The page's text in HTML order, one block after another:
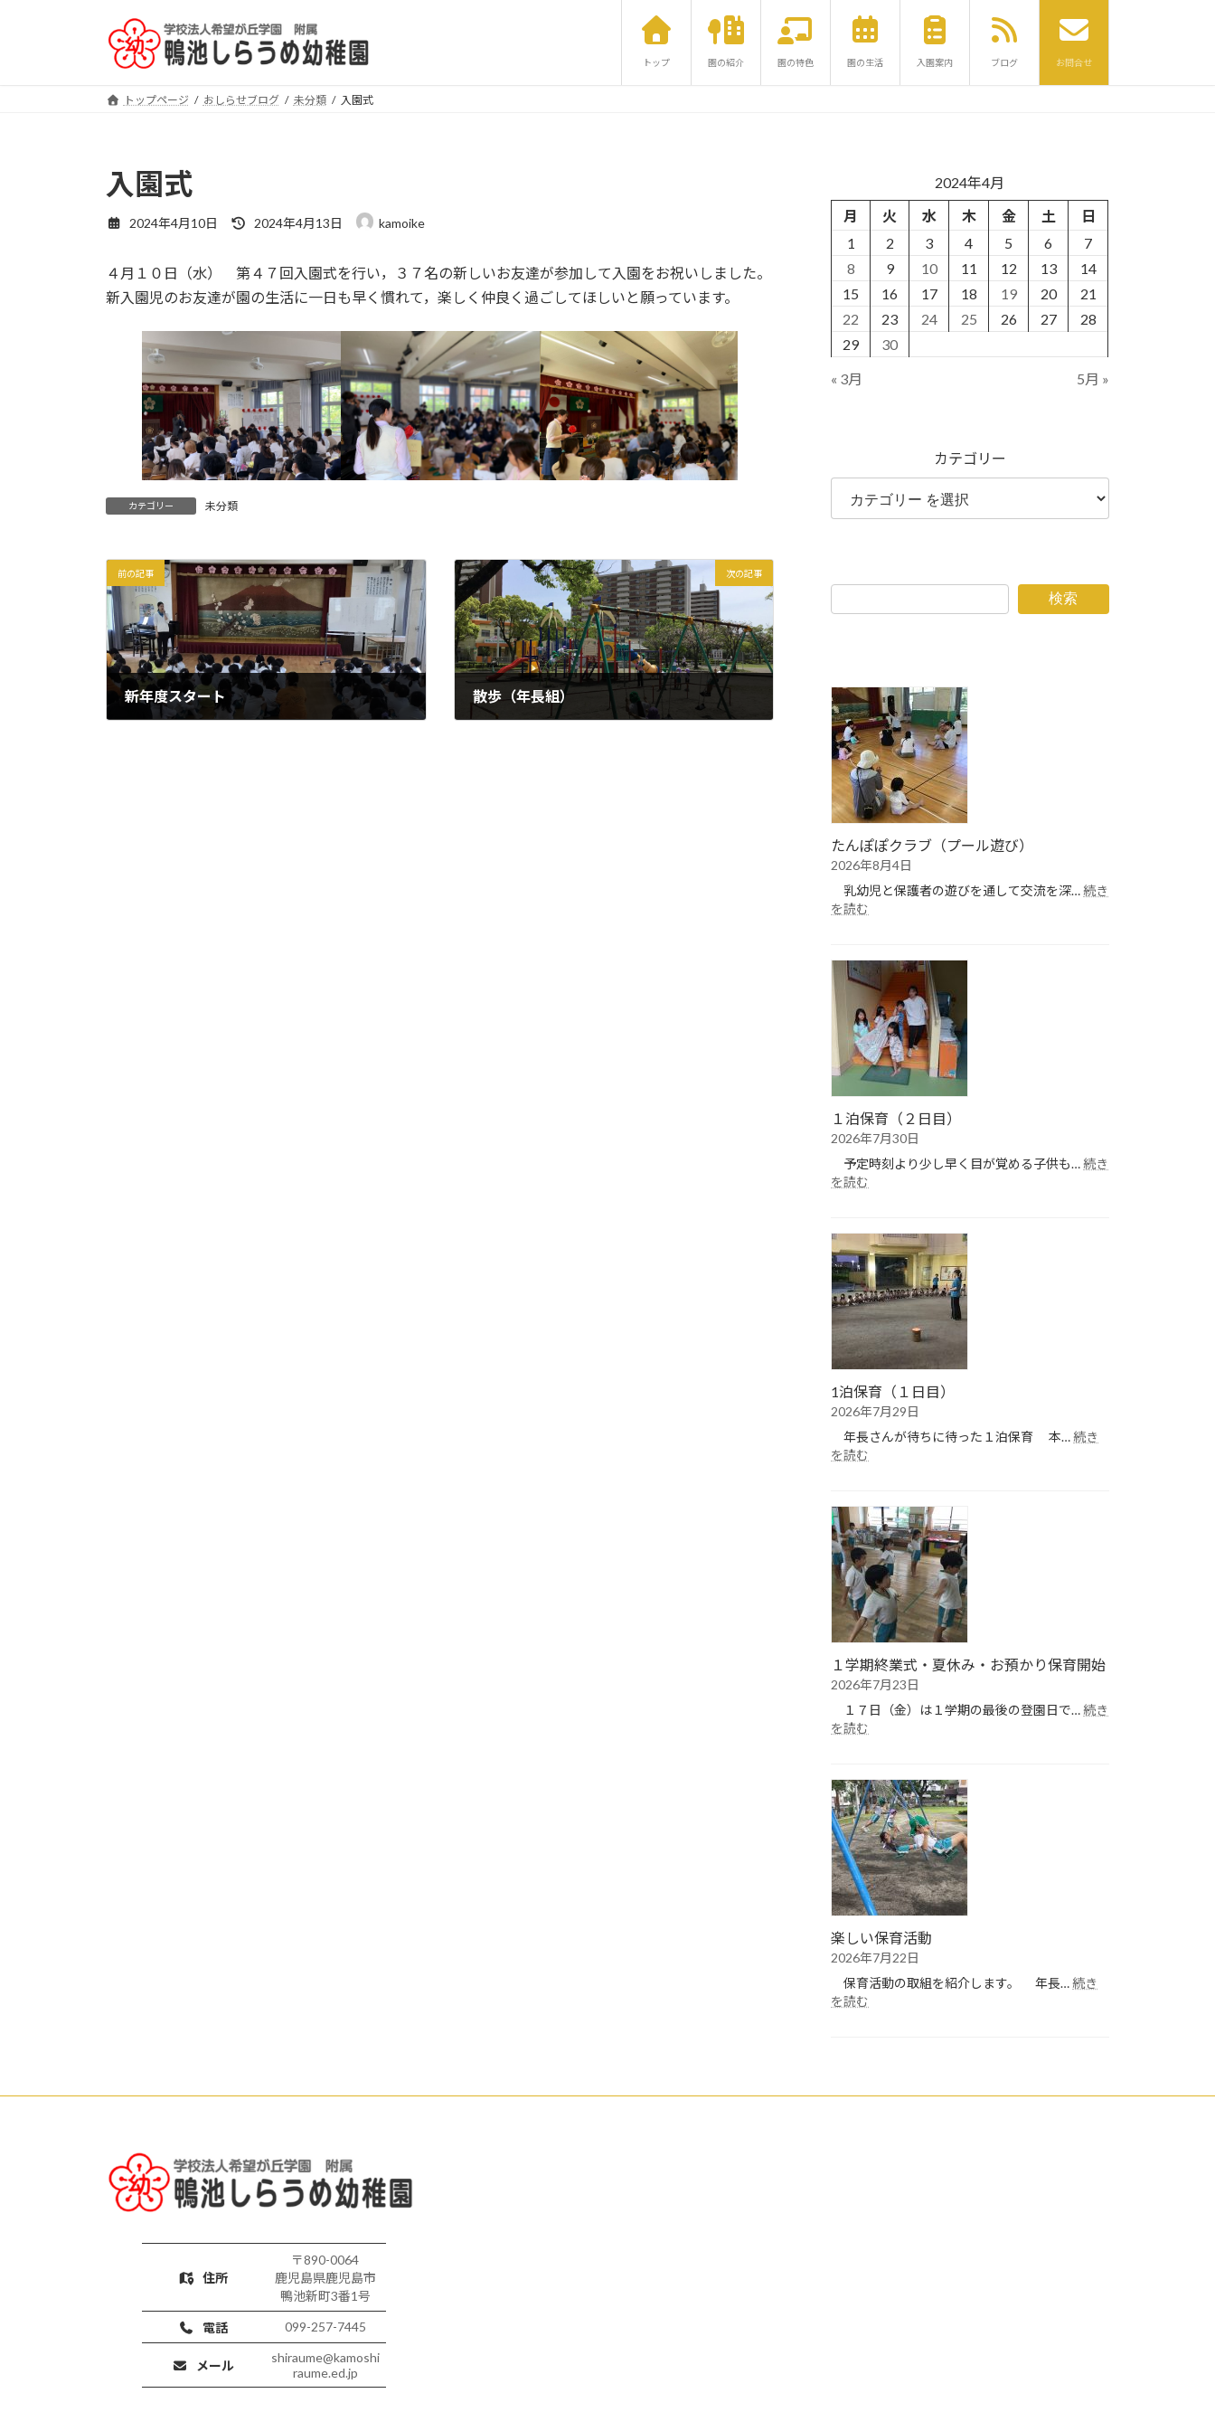
トップ 園の紹介 園の特色 園の生活 入園案内 ブログ お問合せ
トップページ おしらせブログ 未分類 入園式
入園式
2024年4月10日
最
新
日
2024年4月13日 kamoike
４月１０日（水） 第４７回入園式を行い，３７名の新しいお友達が参加して入園をお祝いしました。
新入園児のお友達が園の生活に一日も早く慣れて，楽しく仲良く過ごしてほしいと願っています。
カテゴリー 未分類
前の記事
新年度スタート
次の記事
散歩（年長組）
2024年4月
月
火 水 木 金 土
日
1
2 3 4 5 6
7
8
9 10 11 12 13
14
15
16 17 18 19 20
21
22
23 24 25 26 27
28
29
30
« 3月 5月 »
カテゴリー
検索
たんぽぽクラブ（プール遊び）
2026年8月4日
乳幼児と保護者の遊びを通して交流を深…続き
を読む
ぽ
ぽ
ク
ラ
ブ
（プ
ー
ル
び）
１泊保育（２日目）
2026年7月30日
予定時刻より少し早く目が覚める子供も…続き
を読む
保
育
（２
日
目）
1泊保育（１日目）
2026年7月29日
年長さんが待ちに待った１泊保育 本…続き
を読む
育
（１
日
目）
１学期終業式・夏休み・お預かり保育開始
2026年7月23日
１７日（金）は１学期の最後の登園日で…続き
を読む
期
終
業
式・
夏
休
み・
お
か
り
保
楽しい保育活動
2026年7月22日
保育活動の取組を紹介します。 年長…続き
を読む
住所
〒890-0064
鹿児島県鹿児島市
鴨池新町3番1号
電話 099-257-7445
メール
shiraume@kamoshi
raume.ed.jp